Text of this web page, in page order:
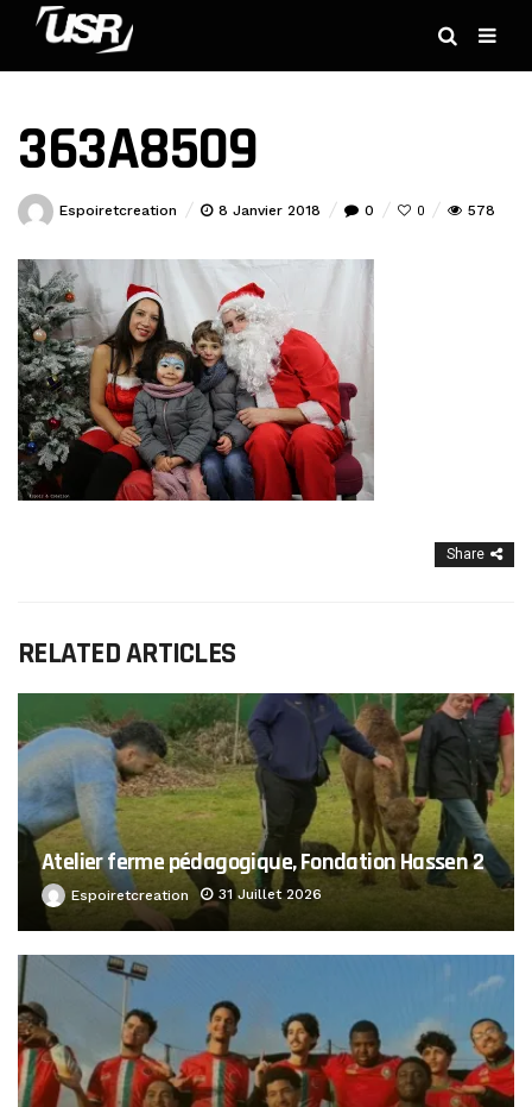
363A8509
Espoiretcreation 8 Janvier 2018 0 0 578
Share
RELATED ARTICLES
Atelier ferme pédagogique, Fondation Hassen 2
Espoiretcreation 31 Juillet 2026